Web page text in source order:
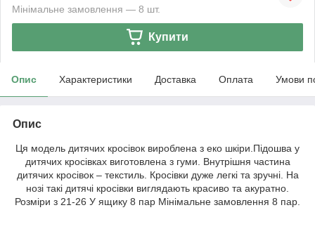
Мінімальне замовлення — 8 шт.
Купити
Опис Характеристики Доставка Оплата Умови
Опис
Ця модель дитячих кросівок вироблена з еко шкіри.Підошва у
дитячих кросівках виготовлена ​​з гуми. Внутрішня частина
дитячих кросівок – текстиль. Кросівки дуже легкі та зручні. На
нозі такі дитячі кросівки виглядають красиво та акуратно.
Розміри з 21-26 У ящику 8 пар Мінімальне замовлення 8 пар.